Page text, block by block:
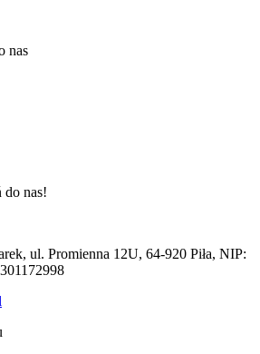
nas
do nas!
ul. Promienna 12U, 64-920 Piła, NIP: